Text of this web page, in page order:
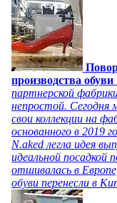
производства
партнерской
непростой. Сегодня
свои коллекции на
основанного в 2019
N.aked легла идея
идеальной посадкой
отшивалась в
обуви перенесли в